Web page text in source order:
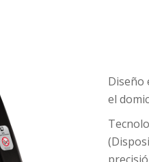
Diseño
el